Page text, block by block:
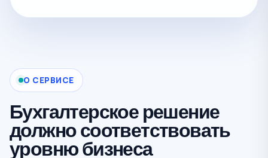
О СЕРВИСЕ
Бухгалтерское решение
должно соответствовать
уровню бизнеса